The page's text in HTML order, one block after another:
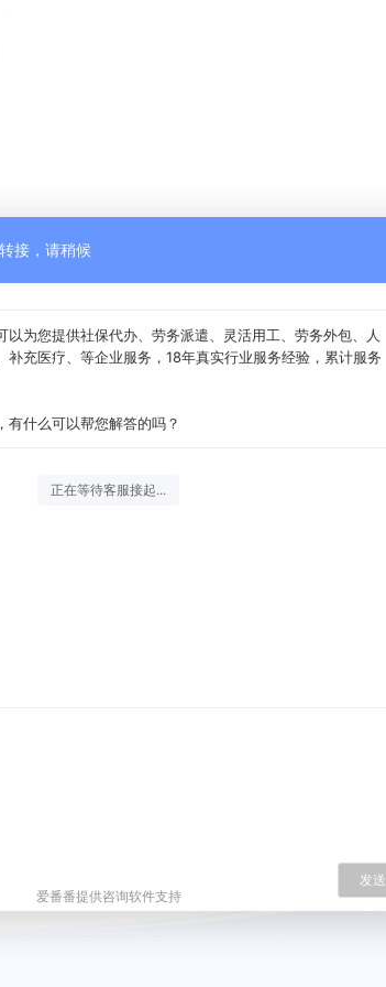
接，请稍候
以为您提供社保代办、劳务派遣、灵活用工、劳务外包、人
补充医疗、等企业服务，18年真实行业服务经验，累计服务
有什么可以帮您解答的吗？
正在等待客服接起...
发送